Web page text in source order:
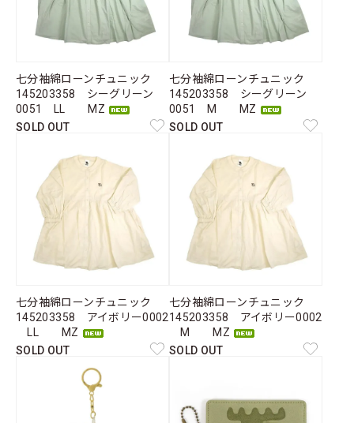
七分袖綿ローンチュニック
145203358 シーグリーン
0051 LL MZ
SOLD OUT
七分袖綿ローンチュニック
145203358 シーグリーン
0051 M MZ
SOLD OUT
七分袖綿ローンチュニック
145203358 アイボリー0002
LL MZ
SOLD OUT
七分袖綿ローンチュニック
145203358 アイボリー0002
M MZ
SOLD OUT